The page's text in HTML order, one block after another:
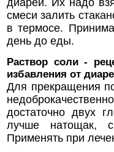
смеси залить
в термосе.
день до еды.
Раствор соли -
избавления от
Для прекращения
достаточно двух
лучше натощак,
Применять при